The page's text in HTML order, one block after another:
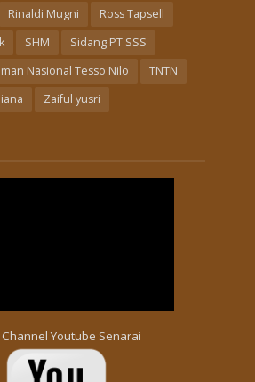
Rinaldi Mugni
Ross Tapsell
SHM
Sidang PT SSS
Nasional Tesso Nilo
TNTN
Zaiful yusri
Channel Youtube Senarai